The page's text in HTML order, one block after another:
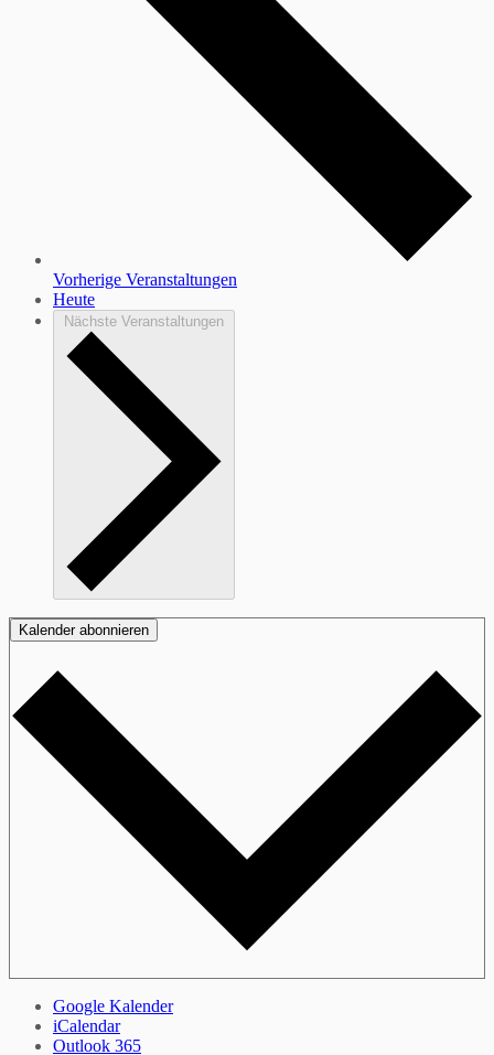
Vorherige Veranstaltungen
Heute
Nächste Veranstaltungen
Kalender abonnieren
Google Kalender
iCalendar
Outlook 365